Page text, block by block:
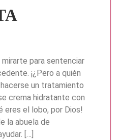
para sentenciar
¡¿Pero a quién
un tratamiento
crema hidratante con
eres el lobo, por Dios!
la abuela de
[…]